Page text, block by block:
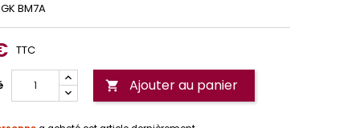
BM7A
TTC
 Ajouter au panier